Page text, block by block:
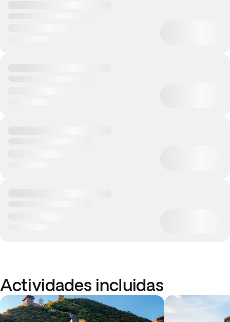
Actividades incluidas